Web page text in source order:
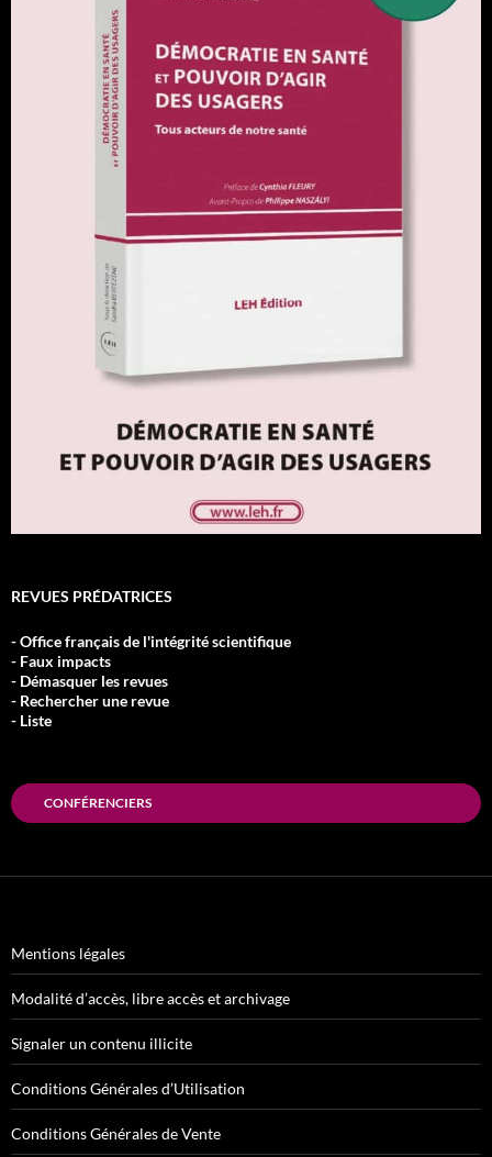
REVUES PRÉDATRICES
- Office français de l'intégrité scientifique
- Faux impacts
- Démasquer les revues
- Rechercher une revue
- Liste
CONFÉRENCIERS
Mentions légales
Modalité d’accès, libre accès et archivage
Signaler un contenu illicite
Conditions Générales d’Utilisation
Conditions Générales de Vente